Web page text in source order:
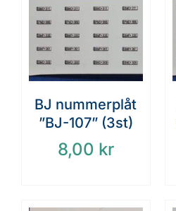
BJ nummerplåt
”BJ-107” (3st)
8,00 kr